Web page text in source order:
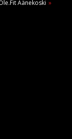
Äänekoski